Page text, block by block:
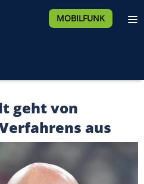
MOBILFUNK
geht von
aus